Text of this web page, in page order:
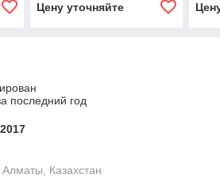
Цену уточняйте
последний год
Казахстан